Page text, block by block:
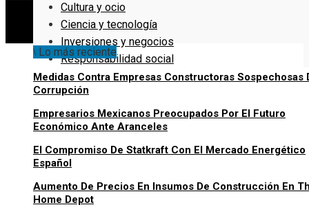
Cultura y ocio
Ciencia y tecnología
Inversiones y negocios
Responsabilidad social
Lo más reciente
Medidas Contra Empresas Constructoras Sospechosas
Corrupción
Empresarios Mexicanos Preocupados Por El Futuro
Económico Ante Aranceles
El Compromiso De Statkraft Con El Mercado Energético
Español
Aumento De Precios En Insumos De Construcción En
Home Depot